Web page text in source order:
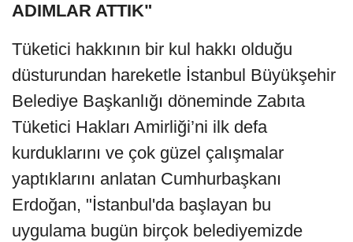
ADIMLAR ATTIK"
Tüketici hakkının bir kul hakkı olduğu
düsturundan hareketle İstanbul Büyükşehir
Belediye Başkanlığı döneminde Zabıta
Tüketici Hakları Amirliği’ni ilk defa
kurduklarını ve çok güzel çalışmalar
yaptıklarını anlatan Cumhurbaşkanı
Erdoğan, "İstanbul'da başlayan bu
uygulama bugün birçok belediyemizde